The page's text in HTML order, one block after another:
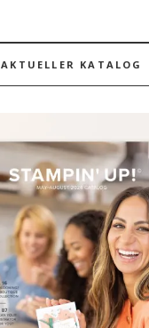
AKTUELLER KATALOG